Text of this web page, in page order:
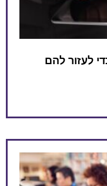
לעזור להם